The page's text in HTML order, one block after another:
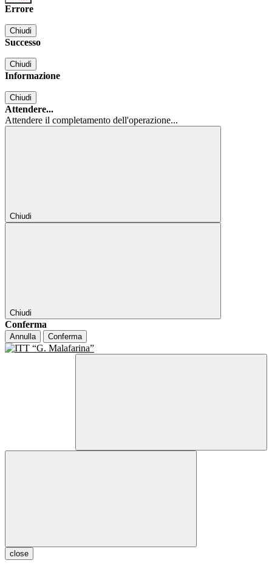
Errore
Chiudi
Successo
Chiudi
Informazione
Chiudi
Attendere...
Attendere il completamento dell'operazione...
Chiudi
Chiudi
Conferma
Annulla Conferma
close